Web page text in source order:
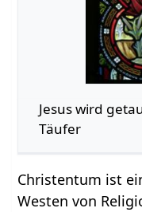
Jesus wird
Täufer
Christentum ist
Westen von